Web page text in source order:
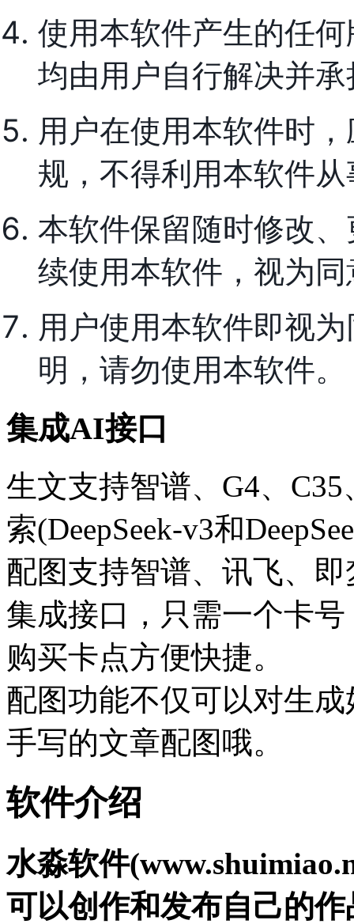
使用本软件产生的任
均由用户自行解决并
用户在使用本软件时
规，不得利用本软件
本软件保留随时修改
续使用本软件，视为
用户使用本软件即视
明，请勿使用本软件。
集成AI接口
生文支持智谱、G4、
索(DeepSeek-v3和
配图支持智谱、讯飞、
集成接口，只需一个卡
购买卡点方便快捷。
配图功能不仅可以对生
手写的文章配图哦。
软件介绍
水淼软件
可以创作和发布自己的